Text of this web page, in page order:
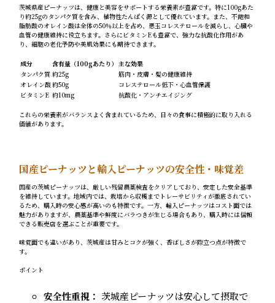
茨城県産ピーナッツは、健康と美容をサポートする栄養素が豊富です。特に100gあた
り約25gのタンパク質を含み、植物性たんぱく源として優れています。また、不飽和
脂肪酸のオレイン酸は全体の50％以上を占め、悪玉コレステロールを減らし、心臓や
血管の健康維持に役立ちます。さらにビタミンEも豊富で、強力な抗酸化作用があ
り、細胞の老化予防や美肌効果にも期待できます。
成分 含有量（100gあたり） 主な効果
タンパク質 約25g
筋肉・皮膚・髪の健康維持
オレイン酸約50g
コレステロール低下・心血管保護
ビタミンE 約10mg 抗酸化・アンチエイジング
これらの栄養素がバランスよく含まれているため、日々の食事に積極的に取り入れる
価値があります。
国産ピーナッツと輸入ピーナッツの安全性・味覚差
国産の茨城ピーナッツは、厳しい残留農薬検査をクリアしており、安定した安全基準
を維持しています。地域内では、栽培から収穫までトレーサビリティが徹底されてい
るため、購入時の安心感が高いのも特徴です。一方、輸入ピーナッツはコスト面では
魅力がありますが、農薬基準や鮮度にバラつきが生じる場合もあり、購入時には信頼
できる販売店を選ぶことが重要です。
味覚面でも違いがあり、茨城産は甘みとコクが強く、香ばしさが際立つ点が特徴で
す。
ポイント
安全性重視： 茨城産ピーナッツは安心して摂取で